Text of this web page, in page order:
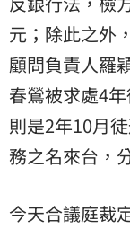
元；除此之外
顧問負責人羅
春鶯被求處4
則是2年10月
務之名來台，
今天合議庭裁